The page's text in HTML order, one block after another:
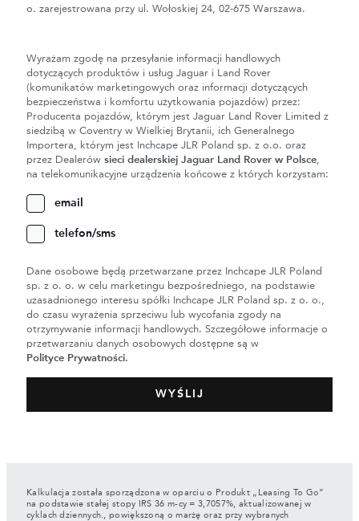
o. zarejestrowana przy ul. Wołoskiej 24, 02-675 Warszawa.
Wyrażam zgodę na przesyłanie informacji handlowych
dotyczących produktów i usług Jaguar i Land Rover
(komunikatów marketingowych oraz informacji dotyczących
bezpieczeństwa i komfortu użytkowania pojazdów) przez:
Producenta pojazdów, którym jest Jaguar Land Rover Limited z
siedzibą w Coventry w Wielkiej Brytanii, ich Generalnego
Importera, którym jest Inchcape JLR Poland sp. z o.o. oraz
przez Dealerów sieci dealerskiej Jaguar Land Rover w Polsce,
na telekomunikacyjne urządzenia końcowe z których korzystam:
email
telefon/sms
Dane osobowe będą przetwarzane przez Inchcape JLR Poland
sp. z o. o. w celu marketingu bezpośredniego, na podstawie
uzasadnionego interesu spółki Inchcape JLR Poland sp. z o. o.,
do czasu wyrażenia sprzeciwu lub wycofania zgody na
otrzymywanie informacji handlowych. Szczegółowe informacje o
przetwarzaniu danych osobowych dostępne są w
Polityce Prywatności.
Kalkulacja została sporządzona w oparciu o Produkt „Leasing To Go”
na podstawie stałej stopy IRS 36 m-cy = 3,7057%, aktualizowanej w
cyklach dziennych., powiększoną o marżę oraz przy wybranych